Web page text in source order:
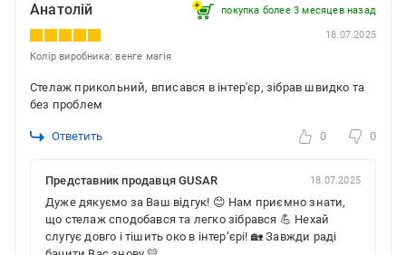
Анатолій покупка более 3 месяцев назад
18.07.2025
Колір виробника: венге магія
Стелаж прикольний, вписався в інтер'єр, зібрав швидко та
без проблем
Ответить 0 0
Представник продавця GUSAR 18.07.2025
Дуже дякуємо за Ваш відгук! 😊 Нам приємно знати,
що стелаж сподобався та легко зібрався 💪 Нехай
слугує довго і тішить око в інтер’єрі! 🏡 Завжди раді